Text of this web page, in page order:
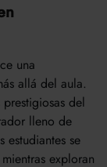
una
allá del aula.
del
lleno de
estudiantes se
exploran